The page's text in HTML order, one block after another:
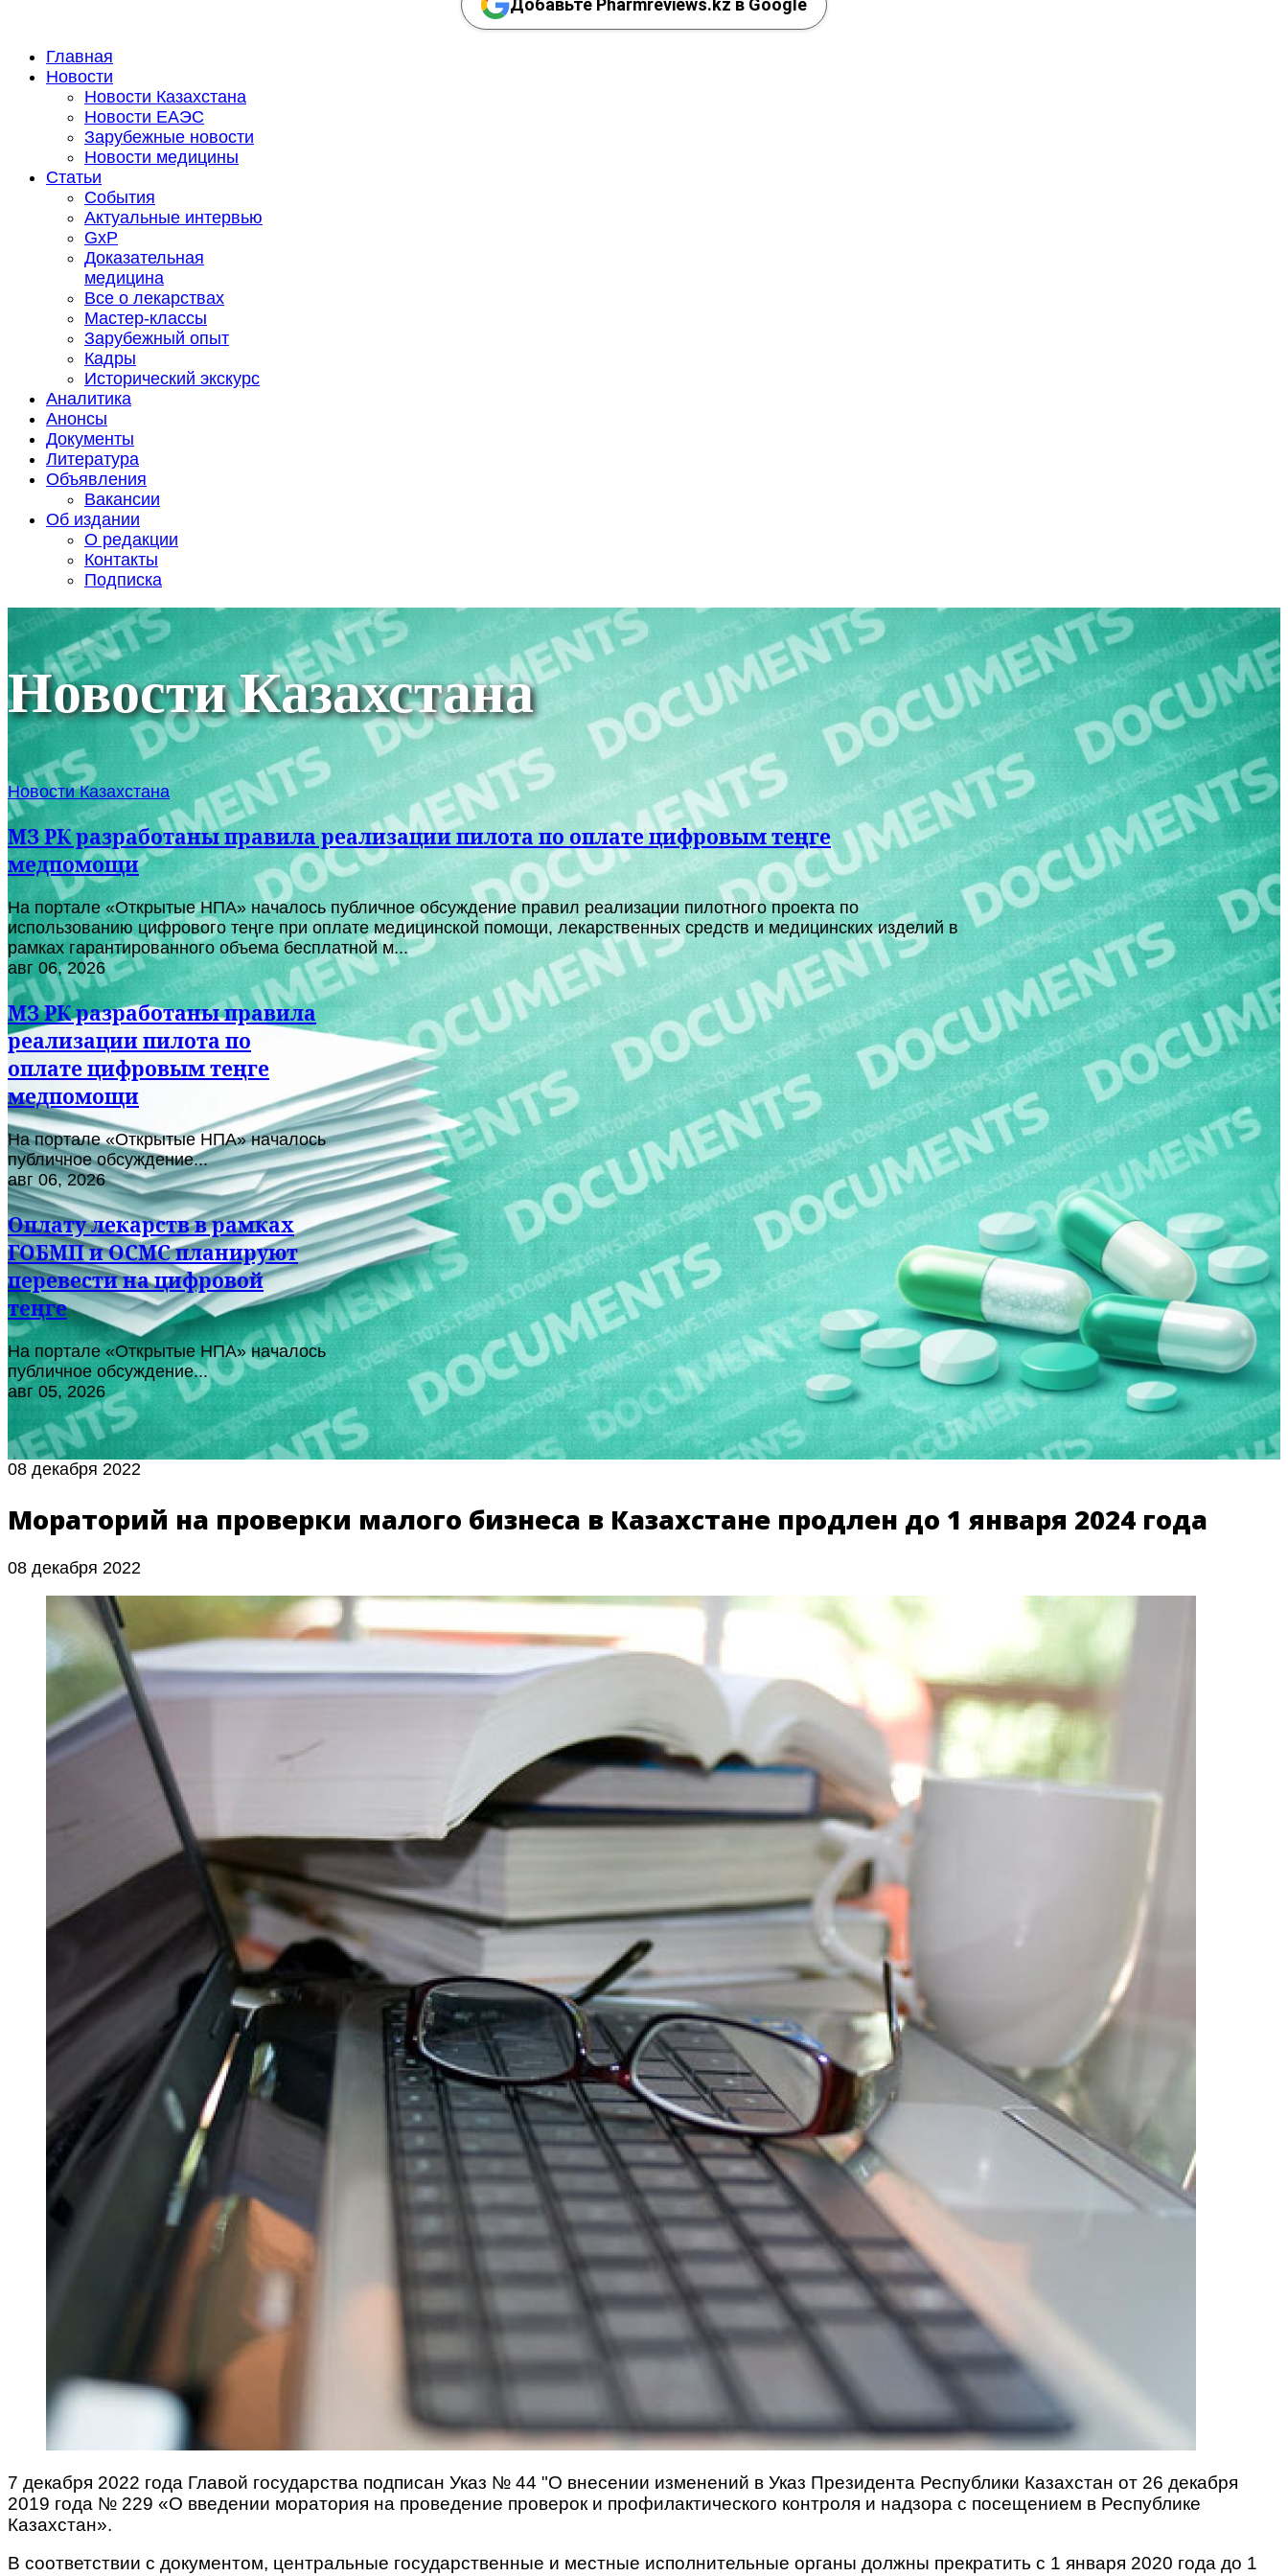
Добавьте Pharmreviews.kz в Google
Главная
Новости
Новости Казахстана
Новости ЕАЭС
Зарубежные новости
Новости медицины
Статьи
События
Актуальные интервью
GxP
Доказательная
медицина
Все о лекарствах
Мастер-классы
Зарубежный опыт
Кадры
Исторический экскурс
Аналитика
Анонсы
Документы
Литература
Объявления
Вакансии
Об издании
О редакции
Контакты
Подписка
Новости Казахстана
Новости Казахстана
МЗ РК разработаны правила реализации пилота по оплате цифровым теңге
медпомощи
На портале «Открытые НПА» началось публичное обсуждение правил реализации пилотного проекта по
использованию цифрового теңге при оплате медицинской помощи, лекарственных средств и медицинских изделий в
рамках гарантированного объема бесплатной м...
авг 06, 2026
МЗ РК разработаны правила
реализации пилота по
оплате цифровым теңге
медпомощи
На портале «Открытые НПА» началось
публичное обсуждение...
авг 06, 2026
Оплату лекарств в рамках
ГОБМП и ОСМС планируют
перевести на цифровой
теңге
На портале «Открытые НПА» началось
публичное обсуждение...
авг 05, 2026
08 декабря 2022
Мораторий на проверки малого бизнеса в Казахстане продлен до 1 января 2024 года
08 декабря 2022
7 декабря 2022 года Главой государства подписан Указ № 44 "О внесении изменений в Указ Президента Республики Казахстан от 26 декабря
2019 года № 229 «О введении моратория на проведение проверок и профилактического контроля и надзора с посещением в Республике
Казахстан».
В соответствии с документом, центральные государственные и местные исполнительные органы должны прекратить с 1 января 2020 года до 1